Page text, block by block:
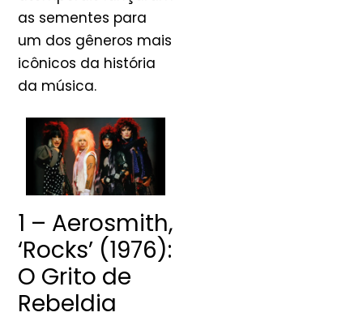
as sementes para
um dos gêneros mais
icônicos da história
da música.
1 – Aerosmith,
‘Rocks’ (1976):
O Grito de
Rebeldia